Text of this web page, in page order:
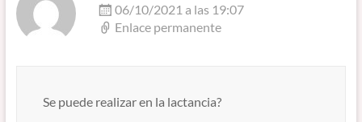
06/10/2021 a las 19:07
Enlace permanente
Se puede realizar en la lactancia?